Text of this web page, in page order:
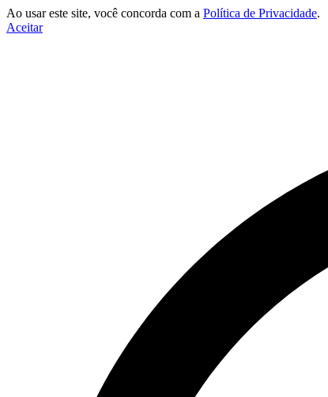
Ao usar este site, você concorda com a Política de Privacidade.
Aceitar